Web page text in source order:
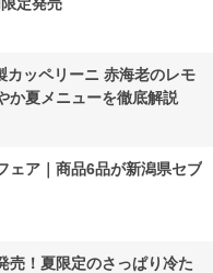
カッペリーニ 赤海老のレモ
か夏メニューを徹底解説
ェア｜商品6品が新潟県セブ
売！夏限定のさっぱり冷た